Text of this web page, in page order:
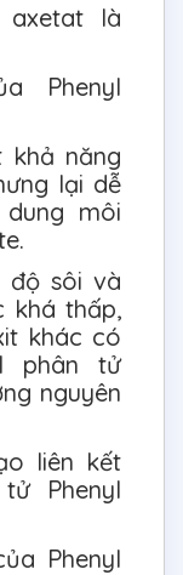
axetat là
Phenyl
khả năng
lại dễ
môi
độ sôi và
khá thấp,
khác có
phân tử
nguyên
liên kết
Phenyl
Phenyl